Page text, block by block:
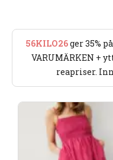
56KILO26ger 35%
VARUMÄRKEN +
reapriser.